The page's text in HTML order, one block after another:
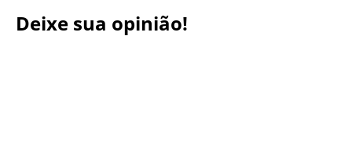
Deixe sua opinião!